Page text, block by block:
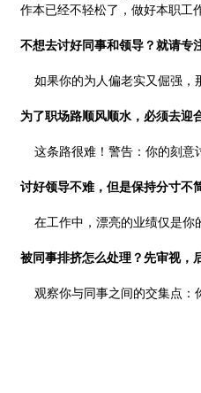
作本已经不轻松了，做好本职工
不想去讨好同事和领导？就请专
如果你的为人偏老实又倔强，
为了职场路顺风顺水，必须去迎
这条路很难！警告：你的刻意
讨好领导不难，但是保持分寸不
在工作中，漂亮的业绩仅是你
被同事排挤怎么处理？先审视，
观察你与同事之间的交集点：